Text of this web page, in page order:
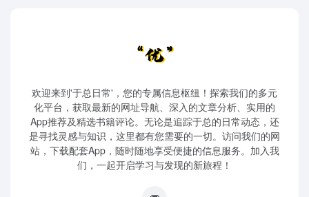
欢迎来到'于总日常'，您的专属信息枢纽！探索我们的多元
化平台，获取最新的网址导航、深入的文章分析、实用的
App推荐及精选书籍评论。无论是追踪于总的日常动态，还
是寻找灵感与知识，这里都有您需要的一切。访问我们的网
站，下载配套App，随时随地享受便捷的信息服务。加入我
们，一起开启学习与发现的新旅程！